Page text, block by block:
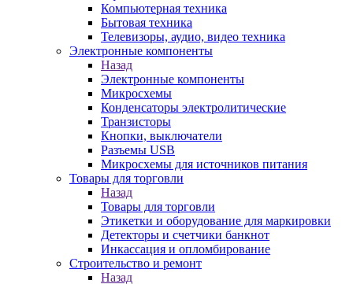
Компьютерная техника
Бытовая техника
Телевизоры, аудио, видео техника
Электронные компоненты
Назад
Электронные компоненты
Микросхемы
Конденсаторы электролитические
Транзисторы
Кнопки, выключатели
Разъемы USB
Микросхемы для источников питания
Товары для торговли
Назад
Товары для торговли
Этикетки и оборудование для маркировки
Детекторы и счетчики банкнот
Инкассация и опломбирование
Строительство и ремонт
Назад